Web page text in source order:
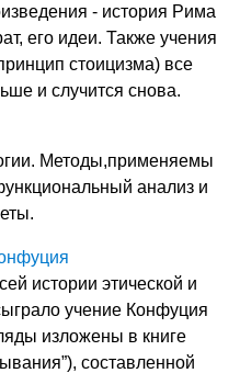
- история Рима
его идеи. Также учения
стоицизма) все
и случится снова.
Методы,применяемы
анализ и
истории этической и
учение Конфуция
изложены в книге
составленной